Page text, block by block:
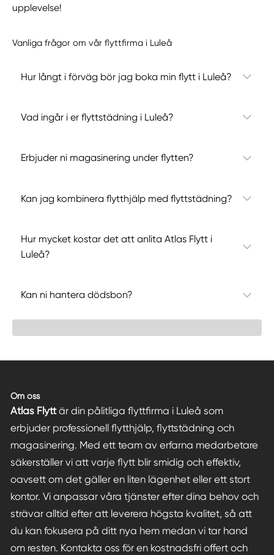
upplevelse!
Vanliga frågor om vår flyttfirma i Luleå
Hur långt i förväg bör jag boka min flytt i Luleå?
Vad ingår i er flyttstädning i Luleå?
Erbjuder ni magasinering under flytten?
Kan jag kombinera flytthjälp med flyttstädning?
Hur mycket kostar det att anlita Atlas Flytt i
Luleå?
Kan ni hantera dödsbon?
Om oss
Atlas Flyttär din pålitliga flyttfirma i Luleå som
erbjuder professionell flytthjälp, flyttstädning och
magasinering. Med ett team av erfarna medarbetare
säkerställer vi att varje flytt blir smidig och effektiv,
oavsett om det gäller en liten lägenhet eller ett stort
kontor. Vi anpassar våra tjänster efter dina behov och
strävar alltid efter att leverera högsta kvalitet, så att
du kan fokusera på ditt nya hem medan vi tar hand
om resten. Kontakta oss för en kostnadsfri offert och